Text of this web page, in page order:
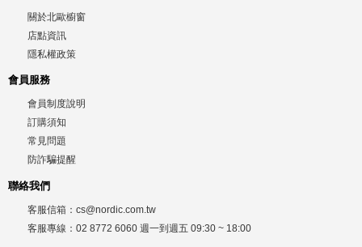
關於北歐櫥窗
店點資訊
隱私權政策
會員服務
會員制度說明
訂購須知
常見問題
防詐騙提醒
聯絡我們
客服信箱： cs@nordic.com.tw
客服專線： 02 8772 6060 週一到週五 09:30 ~ 18:00